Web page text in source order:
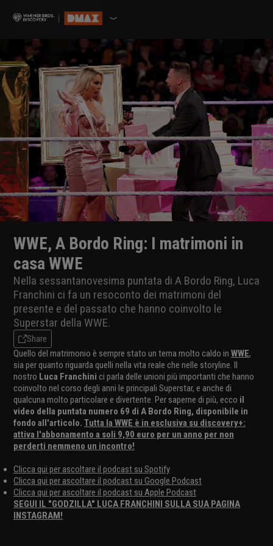
WWE, A Bordo Ring: I matrimoni in
casa WWE
Nella sessantanovesima puntata di A Bordo Ring, Luca
Franchini ci fa un resoconto dei matrimoni del
presente e del passato che hanno coinvolto le
Superstar della WWE.
Share
Quello del matrimonio è sempre stato un tema molto caldo in WWE,
sia per quanto riguarda quelli nella vita reale che nelle storyline. Il
nostro Luca Franchini ci parla delle unioni più importanti che hanno
coinvolto nel corso degli anni le principali Superstar, e anche di
qualcuna molto particolare e divertente. Per saperne di più, ecco il
video della puntata numero 69 di A Bordo Ring, disponibile in
fondo all'articolo. Tutta la WWE è in esclusiva su discovery+:
attiva l'abbonamento a soli 9,90 euro per un anno per non
perderti nemmeno un incontro!
Clicca qui per ascoltare il podcast su Spotify
Clicca qui per ascoltare il podcast su Google Podcast
Clicca qui per ascoltare il podcast su Apple Podcast
SEGUI IL "GODZILLA" LUCA FRANCHINI SULLA SUA PAGINA
INSTAGRAM!